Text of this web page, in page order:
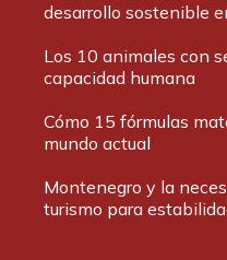
desarrollo sostenible
Los 10 animales con
capacidad humana
Cómo 15 fórmulas
mundo actual
Montenegro y la
turismo para